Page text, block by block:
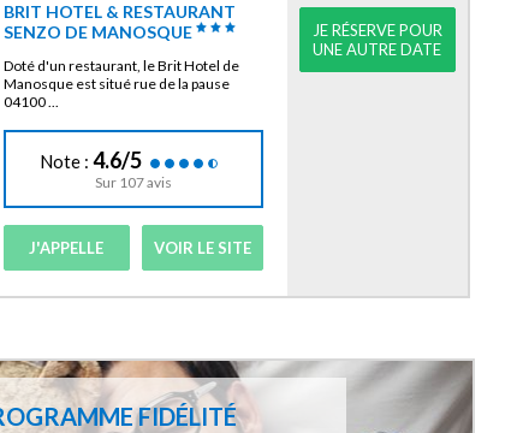
BRIT HOTEL & RESTAURANT
SENZO DE MANOSQUE
Doté d'un restaurant, le Brit Hotel de
Manosque est situé rue de la pause
04100 ...
Note : 4.6/5
Sur 107 avis
J'APPELLE VOIR LE SITE
JE RÉSERVE POUR
UNE AUTRE DATE
FIDÉLITÉ